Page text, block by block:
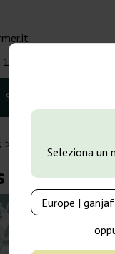
Seleziona un
- 16:00
Seedbank Tipi